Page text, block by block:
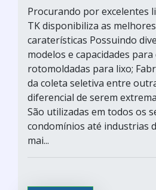
Procurando por excelentes
TK disponibiliza as
caraterísticas Possuindo
modelos e capacidades
rotomoldadas para lixo;
da coleta seletiva entre
diferencial de serem
São utilizadas em todos os
condomínios até industrias
mai...